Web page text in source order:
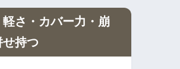
さ・カバー力・崩
持つ